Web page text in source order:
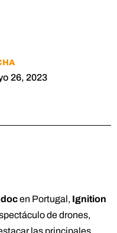
26, 2023
en Portugal, Ignition
de drones,
las principales